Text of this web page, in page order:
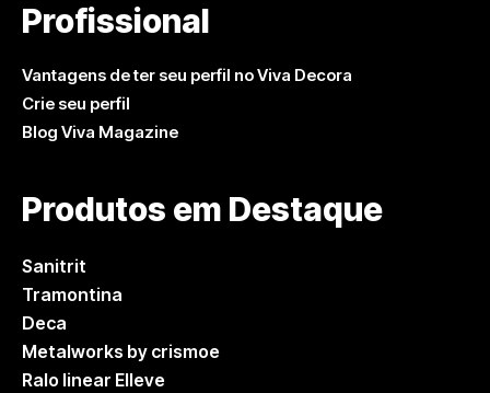
Profissional
Vantagens de ter seu perfil no Viva Decora
Crie seu perfil
Blog Viva Magazine
Produtos em Destaque
Sanitrit
Tramontina
Deca
Metalworks by crismoe
Ralo linear Elleve